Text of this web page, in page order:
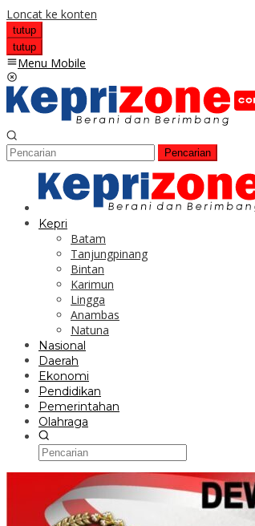
Loncat ke konten
tutup
tutup
Menu Mobile
Pencarian
Kepri
Batam
Tanjungpinang
Bintan
Karimun
Lingga
Anambas
Natuna
Nasional
Daerah
Ekonomi
Pendidikan
Pemerintahan
Olahraga